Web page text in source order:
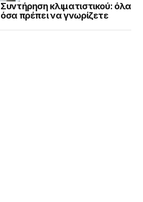
Συντήρηση κλιματιστικού: όλα
όσα πρέπει να γνωρίζετε